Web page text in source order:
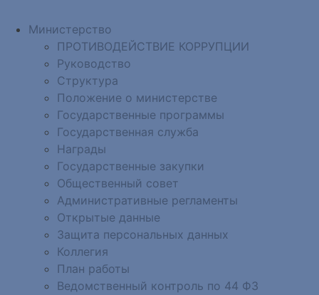
Министерство
ПРОТИВОДЕЙСТВИЕ КОРРУПЦИИ
Руководство
Структура
Положение о министерстве
Государственные программы
Государственная служба
Награды
Государственные закупки
Общественный совет
Административные регламенты
Открытые данные
Защита персональных данных
Коллегия
План работы
Ведомственный контроль по 44 ФЗ